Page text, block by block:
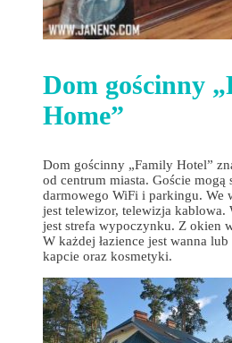
Dom gościnny
Home”
Dom gościnny „Family Hotel”
od centrum miasta. Goście mogą
darmowego WiFi i parkingu. We
jest telewizor, telewizja
jest strefa wypoczynku. Z okien
W każdej łazience jest wanna lub
kapcie oraz kosmetyki.